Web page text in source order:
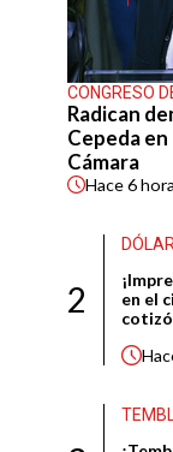
CONGRESO
Radican
Cepeda en
Cámara
Hace6
2
DÓLAR
en el
cotizó